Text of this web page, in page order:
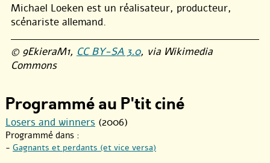
Michael Loeken est un réalisateur, producteur,
scénariste allemand.
© 9EkieraM1, CC BY-SA 3.0, via Wikimedia
Commons
Programmé au P'tit ciné
Losers and winners (2006)
Programmé dans :
- Gagnants et perdants (et vice versa)